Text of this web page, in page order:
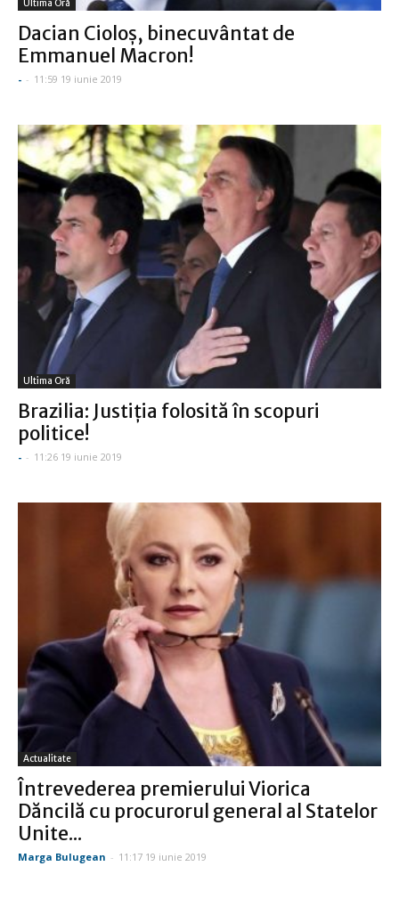
Ultima Oră
Dacian Cioloş, binecuvântat de
Emmanuel Macron!
- - 11:59 19 iunie 2019
Ultima Oră
Brazilia: Justiţia folosită în scopuri
politice!
- - 11:26 19 iunie 2019
Actualitate
Întrevederea premierului Viorica
Dăncilă cu procurorul general al Statelor
Unite...
Marga Bulugean - 11:17 19 iunie 2019